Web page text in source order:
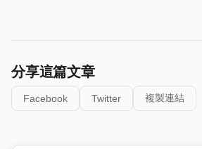
分享這篇文章
Facebook Twitter 複製連結